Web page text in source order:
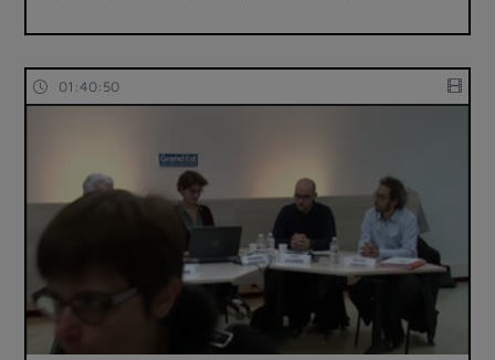
01:40:50